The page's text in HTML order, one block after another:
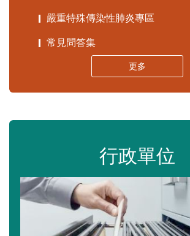
嚴重特殊傳染性肺炎專區
常見問答集
更多
行政單位